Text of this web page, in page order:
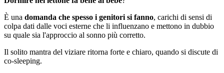
È una domanda che spesso i genitori si fanno, carichi di sensi di
colpa dati dalle voci esterne che li influenzano e mettono in dubbio
su quale sia l'approccio al sonno più corretto.
Il solito mantra del viziare ritorna forte e chiaro, quando si discute di
co-sleeping.